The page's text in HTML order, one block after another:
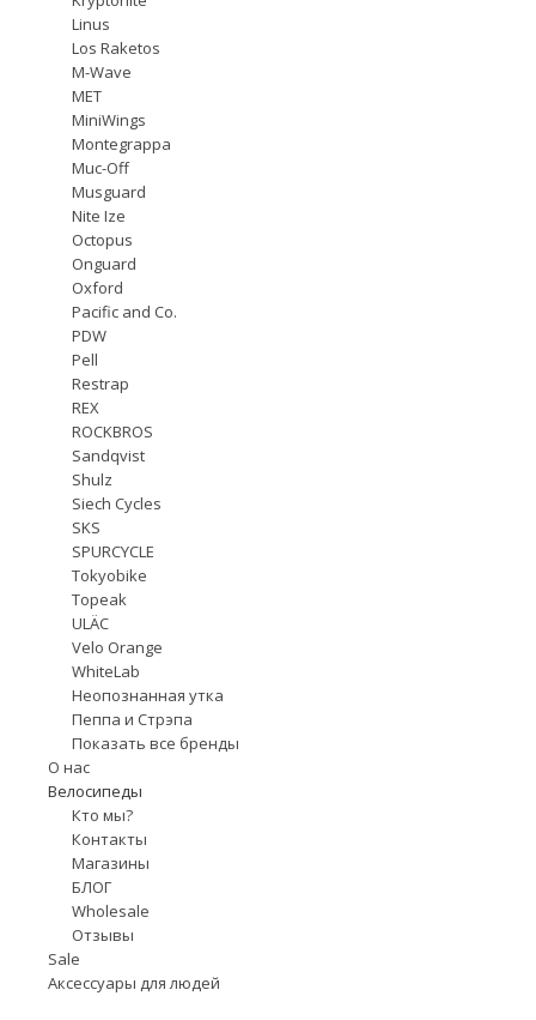
Linus
Los Raketos
M-Wave
MET
MiniWings
Montegrappa
Muc-Off
Musguard
Nite Ize
Octopus
Onguard
Oxford
Pacific and Co.
PDW
Pell
Restrap
REX
ROCKBROS
Sandqvist
Shulz
Siech Cycles
SKS
SPURCYCLE
Tokyobike
Topeak
ULÄC
Velo Orange
WhiteLab
Неопознанная утка
Пеппа и Стрэпа
Показать все бренды
О нас
Велосипеды
Кто мы?
Контакты
Магазины
БЛОГ
Wholesale
Отзывы
Sale
Аксессуары для людей